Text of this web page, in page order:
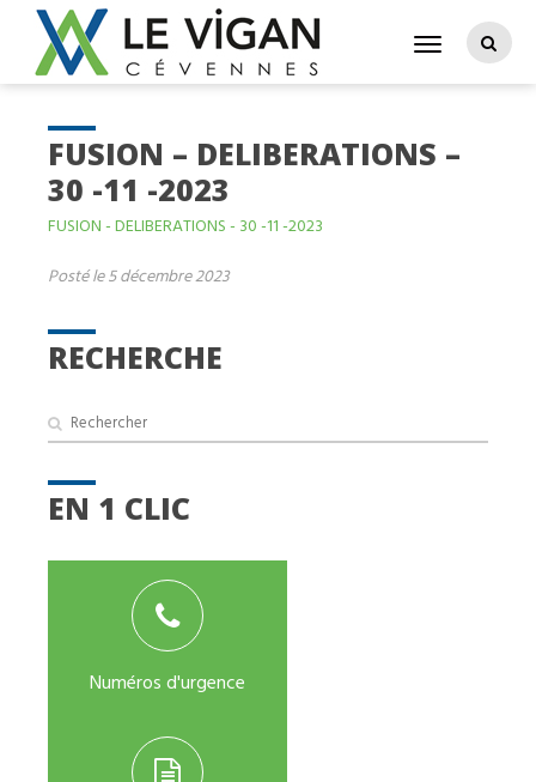
RECHERCHE
EN 1 CLIC
Numéros d'urgence
FUSION – DELIBERATIONS –
30 -11 -2023
FUSION - DELIBERATIONS - 30 -11 -2023
Posté le 5 décembre 2023